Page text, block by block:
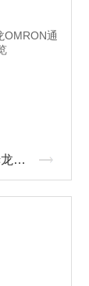
PYFZ-14-E BY OMZ/C欧姆龙OMRON通用继电器产品特性一览